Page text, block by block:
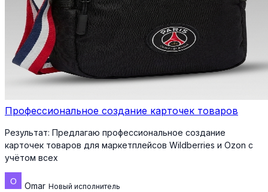
Профессиональное создание карточек товаров
Результат: Предлагаю профессиональное создание
карточек товаров для маркетплейсов Wildberries и Ozon с
учётом всех
Omar Новый исполнитель